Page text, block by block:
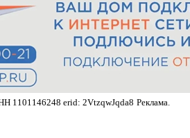
erid: 2VtzqwJqda8 Реклама.